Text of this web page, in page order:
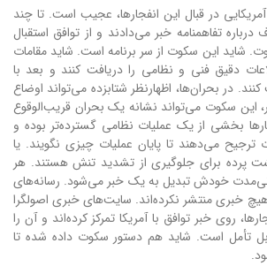
در قبال این انفجارها، عجیب است. تا چند
تفاهمنامه خبر می‌دادند و از توافق استقبال
شاید این سکوت از سر برنامه است. شاید مقامات
دقیق فنی و نظامی را دریافت کنند و بعد با
در بحران‌ها، اظهارنظر شتابزده می‌تواند اوضاع
این سکوت می‌تواند نشانه یک بحران قریب‌الوقوع
بخشی از یک عملیات نظامی گسترده‌تر بوده و
ترجیح می‌دهند تا پایان عملیات چیزی نگویند. یا
پرده برای جلوگیری از تشدید تنش هستند. هر
خودش تبدیل به یک خبر می‌شود. رسانه‌های
هیچ خبری منتشر نکرده‌اند. سایت‌های خبری اصولگرا
روی خبر توافق با آمریکا تمرکز کرده‌اند و آن را
تأمل است. شاید هم دستور سکوت داده شده تا